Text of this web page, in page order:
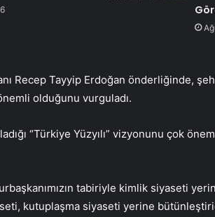
Recep Tayyip Erdoğan önderliğinde,
önemli olduğunu vurguladı.
“Türkiye Yüzyılı” vizyonunu çok
tabiriyle kimlik siyaseti
kutuplaşma siyaseti yerine